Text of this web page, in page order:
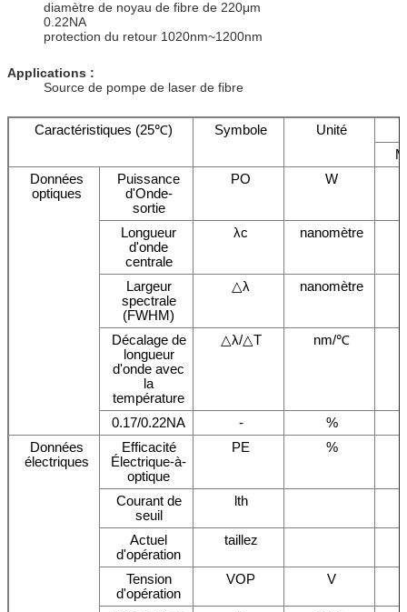
diamètre de noyau de fibre de 220μm
0.22NA
protection du retour 1020nm~1200nm
Applications :
Source de pompe de laser de fibre
Caractéristiques (25℃) Symbole
Unité
Données
optiques
Puissance
d'Onde-
sortie
PO W
Longueur
d'onde
centrale
λc nanomètre
Largeur
spectrale
(FWHM)
△λ nanomètre
Décalage de
longueur
d'onde avec
la
température
△λ/△T nm/℃
0.17/0.22NA -
%
Données
électriques
Efficacité
Électrique-à-
optique
PE %
Courant de
seuil
lth
Actuel
d'opération
taillez
Tension
d'opération
VOP V